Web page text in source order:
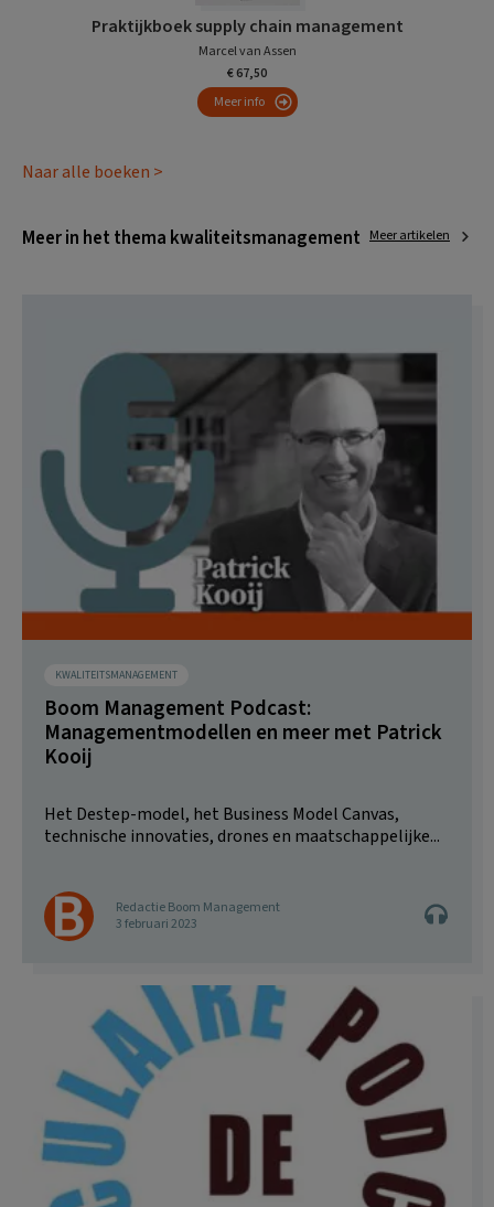
Praktijkboek supply chain management
Marcel van Assen
€ 67,50
Meer info
Naar alle boeken >
Meer in het thema kwaliteitsmanagement Meer artikelen
KWALITEITSMANAGEMENT
Boom Management Podcast:
Managementmodellen en meer met Patrick
Kooij
Het Destep-model, het Business Model Canvas,
technische innovaties, drones en maatschappelijke...
Redactie Boom Management
3 februari 2023